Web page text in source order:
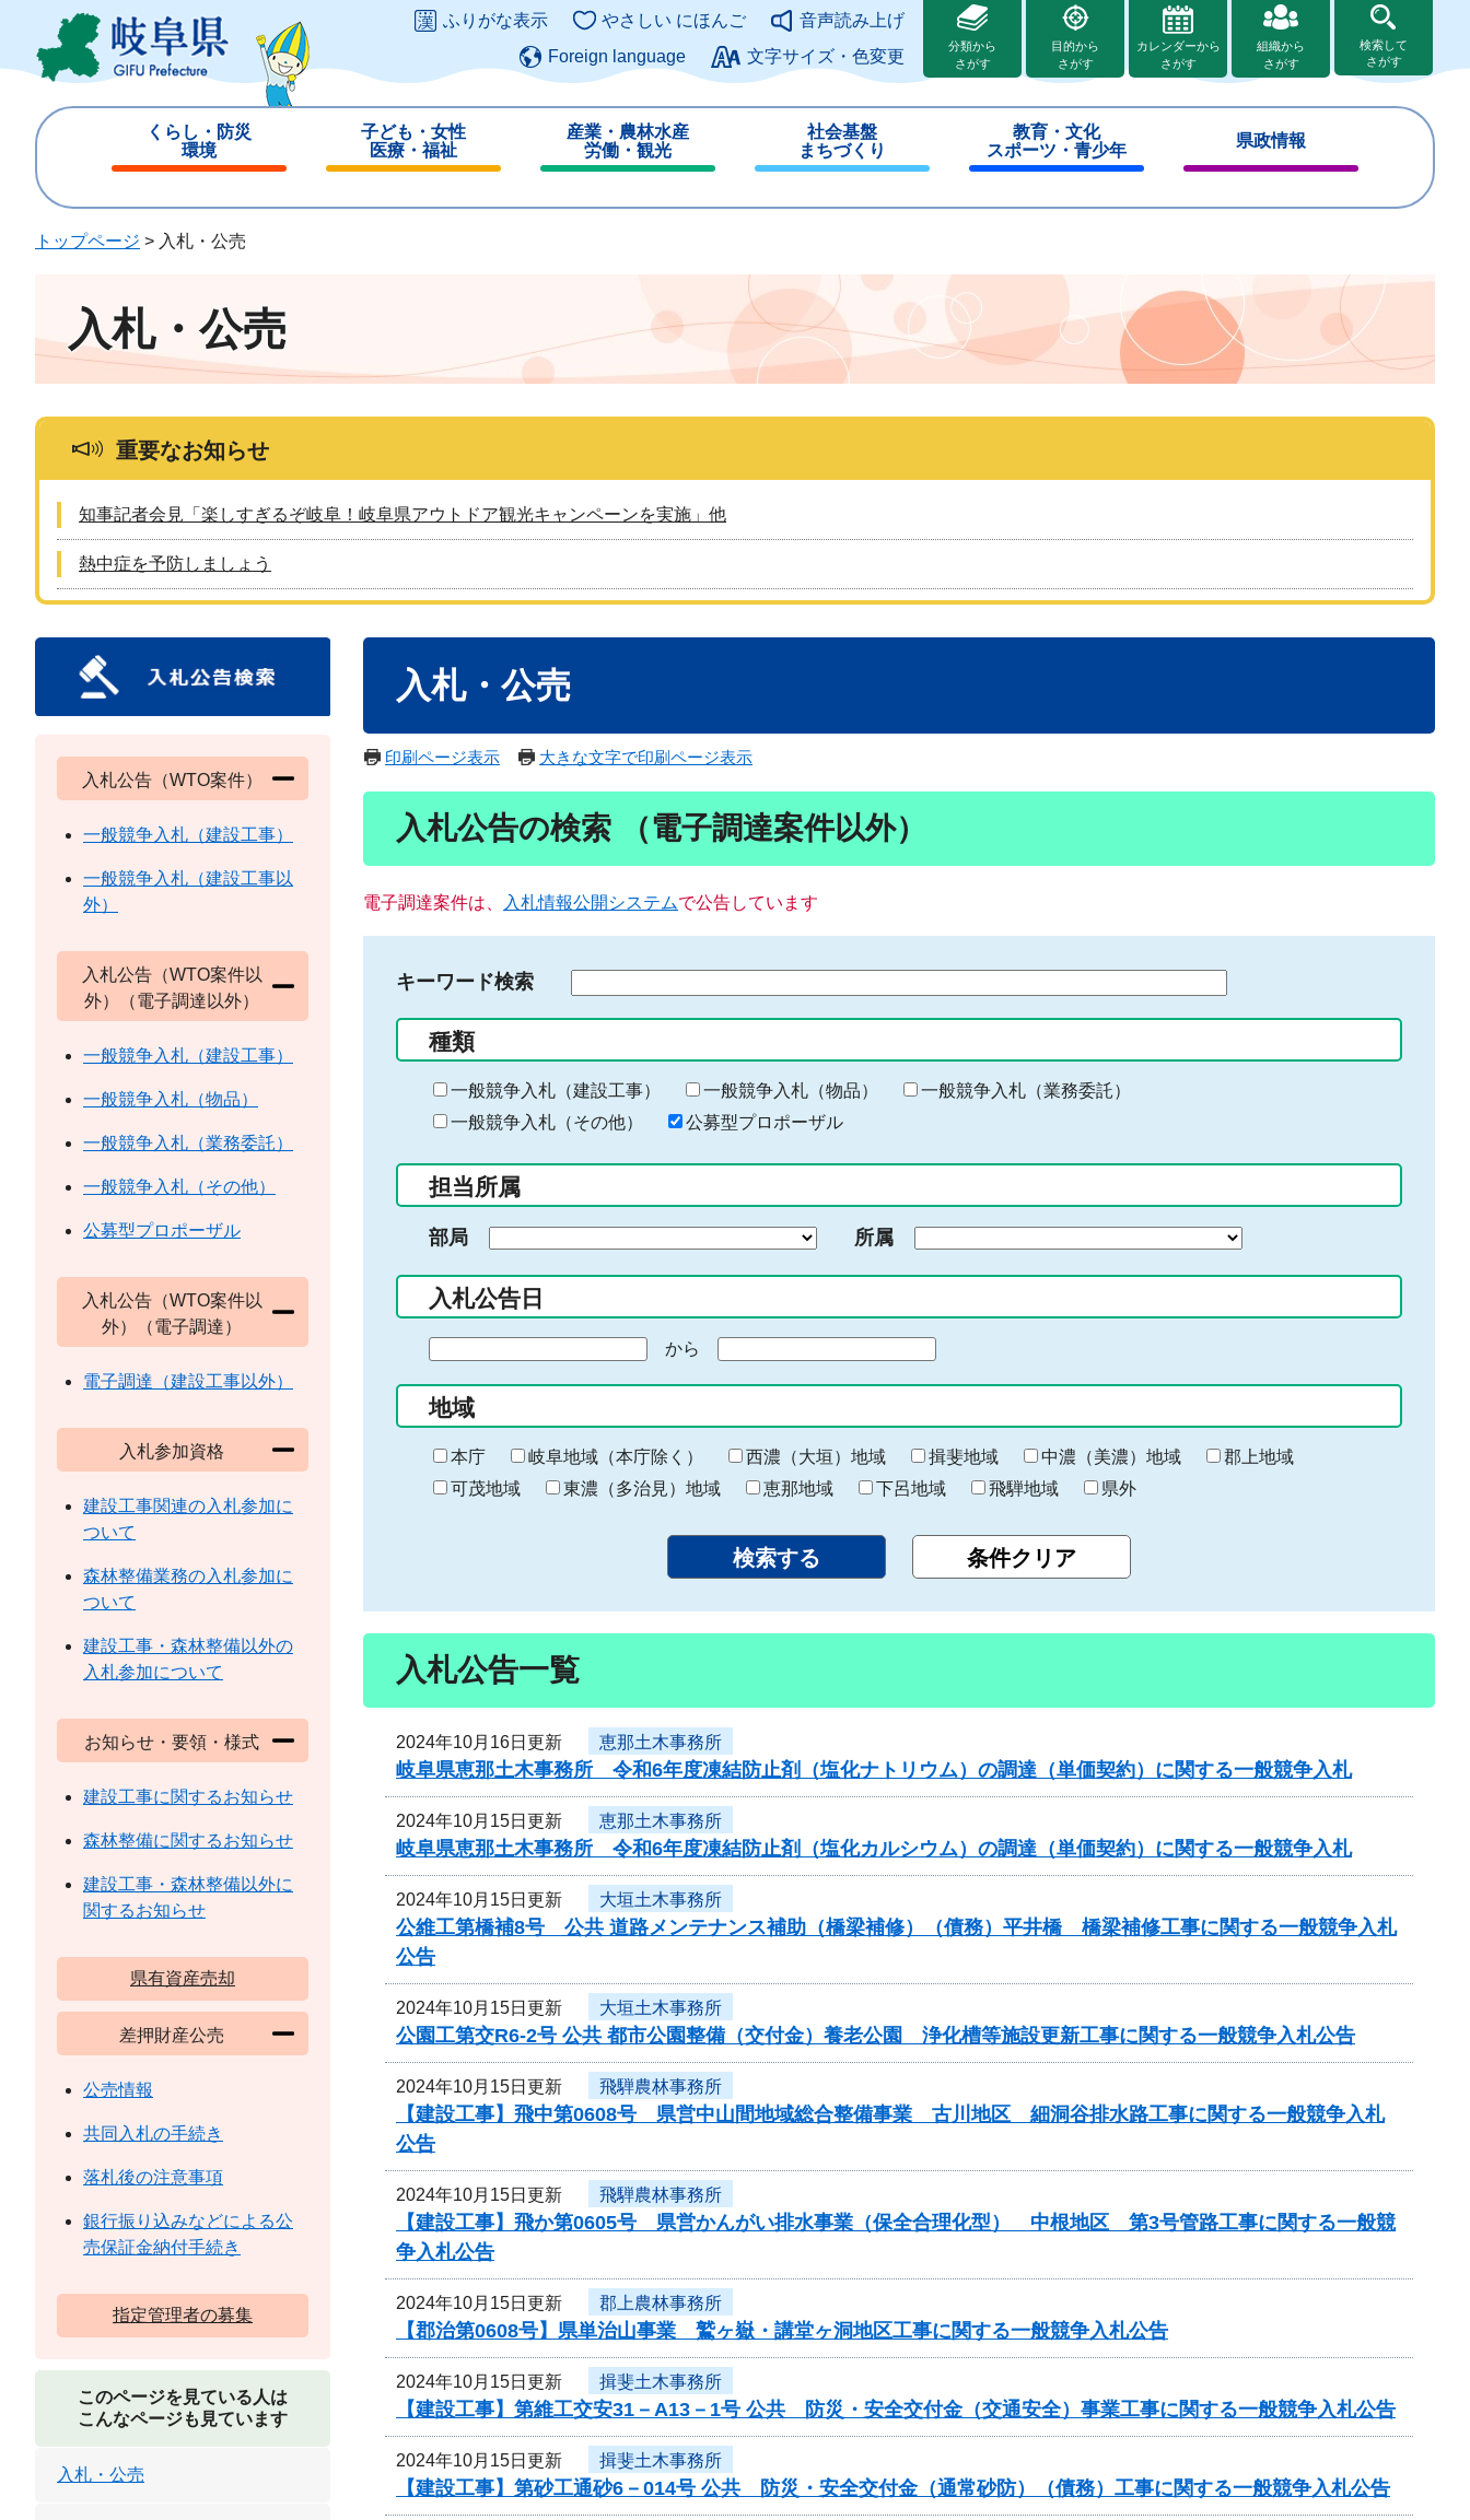
ジ
ュ
このページの本文へ
ふりがな表示 やさしい にほんご
音声読み上げ
Foreign language
文字サイズ・色変更
分類から
さがす
目的から
さがす
カレンダーから
さがす
組織から
さがす
検索して
さがす
くらし・防災
環境
じ
子ども・女性
医療・福祉
じ
産業・農林水産
労働・観光
じ
社会基盤
まちづくり
じ
教育・文化
スポーツ・青少年
じ
県政情報
じ
トップページ > 入札・公売
入札・公売
重要なお知らせ
知事記者会見「楽しすぎるぞ岐阜！岐阜県アウトドア観光キャンペーンを実施」他
熱中症を予防しましょう
入札・公売
印刷ページ表示 大きな文字で印刷ページ表示
入札公告の検索 （電子調達案件以外）
電子調達案件は、 入札情報公開システムで公告しています
キーワード検索
る
キ
ー
ー
入
力
種類
一般競争入札（建設工事） 一般競争入札（物品）
一般競争入札（業務委託）
一般競争入札（その他）
公募型プロポーザル
担当所属
部局 所属
入札公告日
の
始
ま
り
から
終
わ
り
地域
本庁 岐阜地域（本庁除く） 西濃（大垣）地域 揖斐地域 中濃（美濃）地域
郡上地域
可茂地域
東濃（多治見）地域 恵那地域 下呂地域 飛騨地域 県外
入札公告一覧
2024年10月16日更新 恵那土木事務所
岐阜県恵那土木事務所 令和6年度凍結防止剤（塩化ナトリウム）の調達（単価契約）に関する一般競争入札
2024年10月15日更新 恵那土木事務所
岐阜県恵那土木事務所 令和6年度凍結防止剤（塩化カルシウム）の調達（単価契約）に関する一般競争入札
2024年10月15日更新 大垣土木事務所
公維工第橋補8号 公共 道路メンテナンス補助（橋梁補修）（債務）平井橋 橋梁補修工事に関する一般競争入札
公告
2024年10月15日更新 大垣土木事務所
公園工第交R6-2号 公共 都市公園整備（交付金）養老公園 浄化槽等施設更新工事に関する一般競争入札公告
2024年10月15日更新 飛騨農林事務所
【建設工事】飛中第0608号 県営中山間地域総合整備事業 古川地区 細洞谷排水路工事に関する一般競争入札
公告
2024年10月15日更新 飛騨農林事務所
【建設工事】飛か第0605号 県営かんがい排水事業（保全合理化型） 中根地区 第3号管路工事に関する一般競
争入札公告
2024年10月15日更新 郡上農林事務所
【郡治第0608号】県単治山事業 鷲ヶ嶽・講堂ヶ洞地区工事に関する一般競争入札公告
2024年10月15日更新 揖斐土木事務所
【建設工事】第維工交安31－A13－1号 公共 防災・安全交付金（交通安全）事業工事に関する一般競争入札公告
2024年10月15日更新 揖斐土木事務所
【建設工事】第砂工通砂6－014号 公共 防災・安全交付金（通常砂防）（債務）工事に関する一般競争入札公告
入札公告（WTO案件）
一般競争入札（建設工事）
一般競争入札（建設工事以
外）
入札公告（WTO案件以
外）（電子調達以外）
一般競争入札（建設工事）
一般競争入札（物品）
一般競争入札（業務委託）
一般競争入札（その他）
公募型プロポーザル
入札公告（WTO案件以
外）（電子調達）
電子調達（建設工事以外）
入札参加資格
建設工事関連の入札参加に
ついて
森林整備業務の入札参加に
ついて
建設工事・森林整備以外の
入札参加について
お知らせ・要領・様式
建設工事に関するお知らせ
森林整備に関するお知らせ
建設工事・森林整備以外に
関するお知らせ
県有資産売却
差押財産公売
公売情報
共同入札の手続き
落札後の注意事項
銀行振り込みなどによる公
売保証金納付手続き
指定管理者の募集
このページを見ている人は
こんなページも見ています
入札・公売